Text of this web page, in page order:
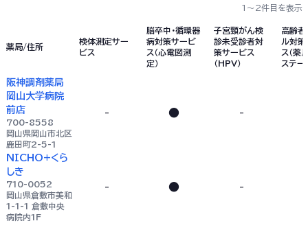
1〜2件目を表示
薬局/住所
検体測定サー
ビス
脳卒中・循環器
病対策サービ
ス（心電図測
定）
子宮頸がん検
診未受診者対
策サービス
（HPV）
高齢者
ル対
ス（薬
ステー
阪神調剤薬局
岡山大学病院
前店
700-8558
岡山県岡山市北区
鹿田町2-5-1
- ● -
NICHO+くら
しき
710-0052
岡山県倉敷市美和
1-1-1 倉敷中央
病院内1F
- ● -